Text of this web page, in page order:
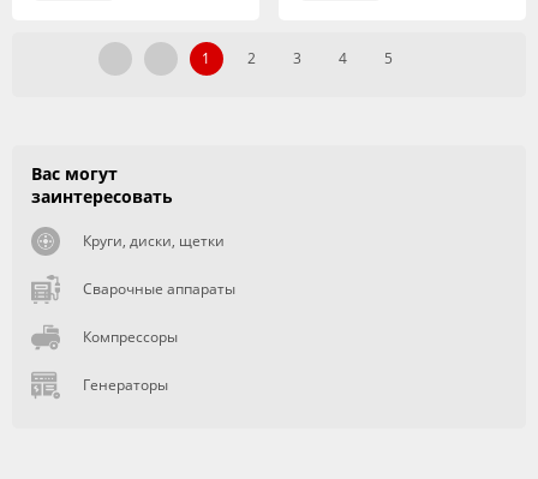
1 2 3 4 5
Вас могут
заинтересовать
Круги, диски, щетки
Сварочные аппараты
Компрессоры
Генераторы